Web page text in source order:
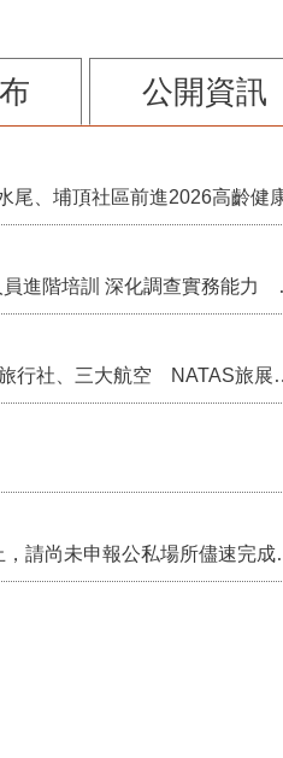
公開資訊
苗栗縣辦理
苗栗縣率中臺灣觀光叩關
115年第2季固定源空污費申